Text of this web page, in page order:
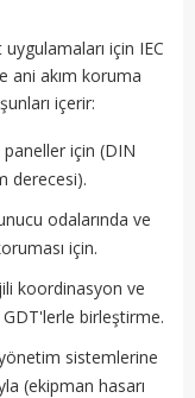
için IEC
ani akım koruma
içerir:
paneller için (DIN
derecesi).
odalarında ve
için.
koordinasyon ve
birleştirme.
sistemlerine
(ekipman hasarı